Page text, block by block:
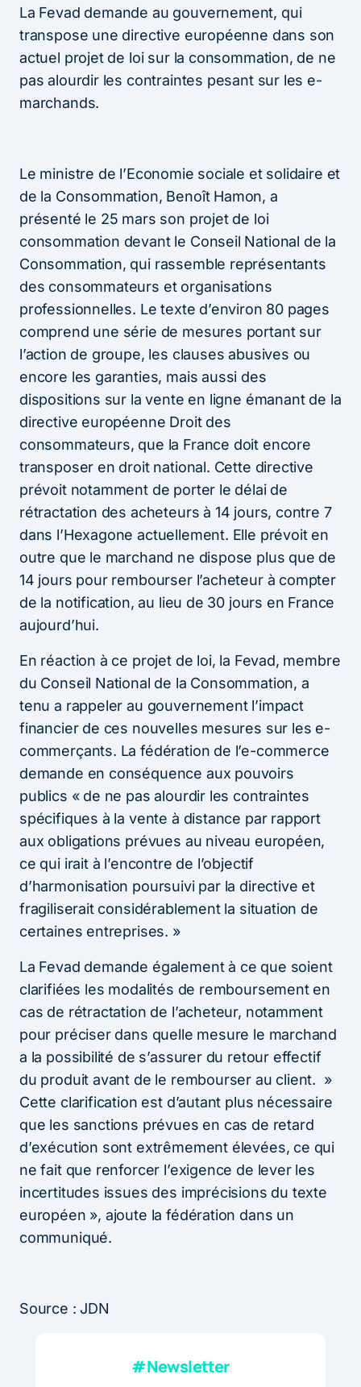
La Fevad demande au gouvernement, qui
transpose une directive européenne dans son
actuel projet de loi sur la consommation, de ne
pas alourdir les contraintes pesant sur les e-
marchands.
Le ministre de l’Economie sociale et solidaire et
de la Consommation, Benoît Hamon, a
présenté le 25 mars son projet de loi
consommation devant le Conseil National de la
Consommation, qui rassemble représentants
des consommateurs et organisations
professionnelles. Le texte d’environ 80 pages
comprend une série de mesures portant sur
l’action de groupe, les clauses abusives ou
encore les garanties, mais aussi des
dispositions sur la vente en ligne émanant de la
directive européenne Droit des
consommateurs, que la France doit encore
transposer en droit national. Cette directive
prévoit notamment de porter le délai de
rétractation des acheteurs à 14 jours, contre 7
dans l’Hexagone actuellement. Elle prévoit en
outre que le marchand ne dispose plus que de
14 jours pour rembourser l’acheteur à compter
de la notification, au lieu de 30 jours en France
aujourd’hui.
En réaction à ce projet de loi, la Fevad, membre
du Conseil National de la Consommation, a
tenu a rappeler au gouvernement l’impact
financier de ces nouvelles mesures sur les e-
commerçants. La fédération de l’e-commerce
demande en conséquence aux pouvoirs
publics « de ne pas alourdir les contraintes
spécifiques à la vente à distance par rapport
aux obligations prévues au niveau européen,
ce qui irait à l’encontre de l’objectif
d’harmonisation poursuivi par la directive et
fragiliserait considérablement la situation de
certaines entreprises. »
La Fevad demande également à ce que soient
clarifiées les modalités de remboursement en
cas de rétractation de l’acheteur, notamment
pour préciser dans quelle mesure le marchand
a la possibilité de s’assurer du retour effectif
du produit avant de le rembourser au client. »
Cette clarification est d’autant plus nécessaire
que les sanctions prévues en cas de retard
d’exécution sont extrêmement élevées, ce qui
ne fait que renforcer l’exigence de lever les
incertitudes issues des imprécisions du texte
européen », ajoute la fédération dans un
communiqué.
Source : JDN
#Newsletter